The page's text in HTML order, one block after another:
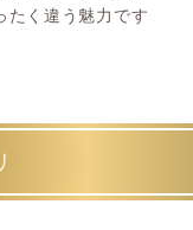
たく違う魅力です